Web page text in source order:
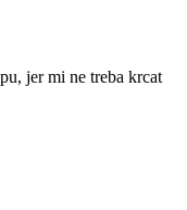
jer mi ne treba krcat